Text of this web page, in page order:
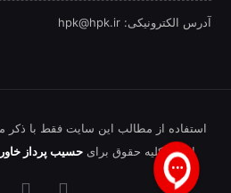
آدرس الکترونیکی: hpk@hpk.ir
استفاده از مطالب این سایت فقط با ذکر
است. کلیه حقوق برایحسیب پرداز